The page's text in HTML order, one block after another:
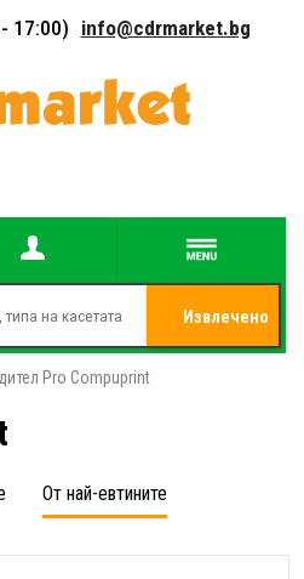
17:00) info@cdrmarket.bg
Извлечено
Pro Compuprint
От най-евтините